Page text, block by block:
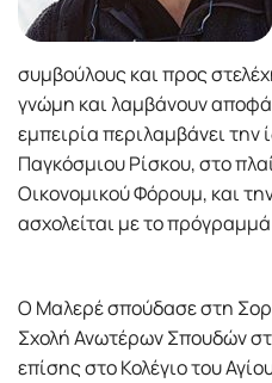
συµβούλους και προς
γνώµη και λαµβάνουν
εµπειρία περιλαµβάνει την
Παγκόσµιου Ρίσκου, στο
Οικονοµικού Φόρουµ, και
ασχολείται µε το
Ο Μαλερέ σπούδασε στη
Σχολή Ανωτέρων Σπουδών
επίσης στο Κολέγιο του